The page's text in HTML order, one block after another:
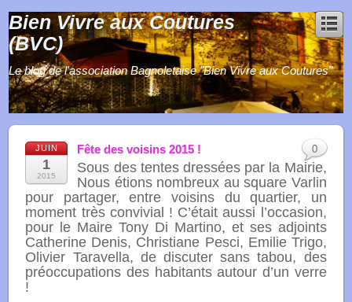
Bien Vivre aux Coutures
(BVC)
Le blog de l'association Bagnoletaise "Bien Vivre aux Coutures"
JUIN
1
2015
Fête des voisins 2015 !
Sous des tentes dressées par la Mairie,
Nous étions nombreux au square Varlin
pour partager, entre voisins du quartier, un
moment très convivial ! C’était aussi l’occasion,
pour le Maire Tony Di Martino, et ses adjoints
Catherine Denis, Christiane Pesci, Emilie Trigo,
Olivier Taravella, de discuter sans tabou, des
préoccupations des habitants autour d’un verre
!
0